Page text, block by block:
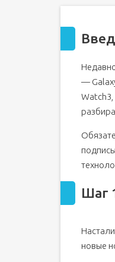
Шаг 2
Шаг 4
Шаг 5
Шаг 6
Шаг 7
Шаг 8
Шаг 9
—
Watch3,
Шаг
новые